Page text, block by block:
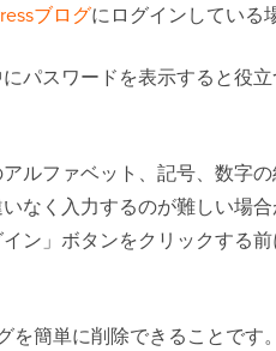
ブログにログインしている
パスワードを表示すると役
ルファベット、記号、数字
なく入力するのが難しい場
ン」ボタンをクリックする
を簡単に削除できることです